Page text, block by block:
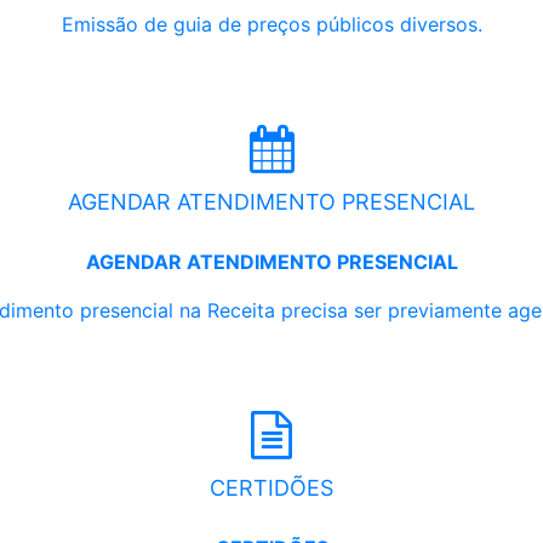
Emissão de guia de preços públicos diversos.
AGENDAR ATENDIMENTO PRESENCIAL
AGENDAR ATENDIMENTO PRESENCIAL
presencial na Receita precisa ser previamente
CERTIDÕES